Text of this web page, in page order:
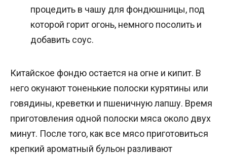
процедить в чашу для фондюшницы, под
которой горит огонь, немного посолить и
добавить соус.
Китайское фондю остается на огне и кипит. В
него окунают тоненькие полоски курятины или
говядины, креветки и пшеничную лапшу. Время
приготовления одной полоски мяса около двух
минут. После того, как все мясо приготовиться
крепкий ароматный бульон разливают